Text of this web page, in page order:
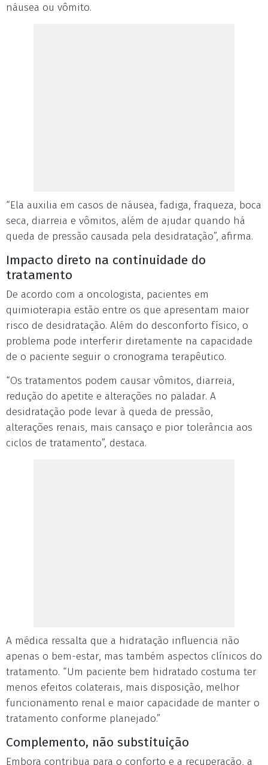
náusea ou vômito.
“Ela auxilia em casos de náusea, fadiga, fraqueza, boca
seca, diarreia e vômitos, além de ajudar quando há
queda de pressão causada pela desidratação”, afirma.
Impacto direto na continuidade do
tratamento
De acordo com a oncologista, pacientes em
quimioterapia estão entre os que apresentam maior
risco de desidratação. Além do desconforto físico, o
problema pode interferir diretamente na capacidade
de o paciente seguir o cronograma terapêutico.
“Os tratamentos podem causar vômitos, diarreia,
redução do apetite e alterações no paladar. A
desidratação pode levar à queda de pressão,
alterações renais, mais cansaço e pior tolerância aos
ciclos de tratamento”, destaca.
A médica ressalta que a hidratação influencia não
apenas o bem-estar, mas também aspectos clínicos do
tratamento. “Um paciente bem hidratado costuma ter
menos efeitos colaterais, mais disposição, melhor
funcionamento renal e maior capacidade de manter o
tratamento conforme planejado.”
Complemento, não substituição
Embora contribua para o conforto e a recuperação, a